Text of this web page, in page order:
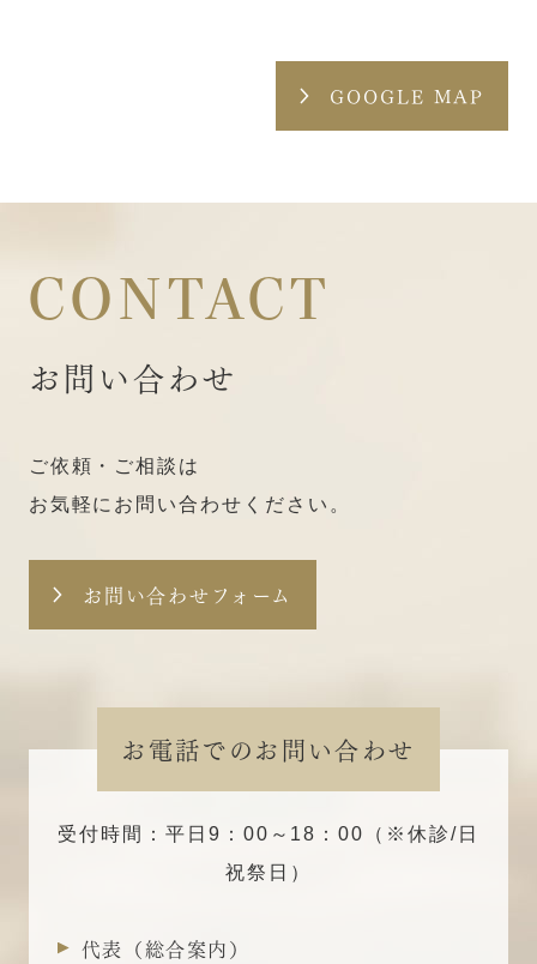
GOOGLE MAP
CONTACT
お問い合わせ
ご依頼・ご相談は
お気軽にお問い合わせください。
お問い合わせフォーム
お電話でのお問い合わせ
受付時間：平日9：00～18：00（※休診/日
祝祭日）
代表（総合案内）